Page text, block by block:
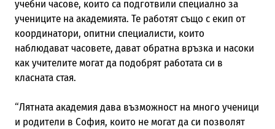
учебни часове, които са подготвили специално за
учениците на академията. Те работят също с екип от
координатори, опитни специалисти, които
наблюдават часовете, дават обратна връзка и насоки
как учителите могат да подобрят работата си в
класната стая.
“Лятната академия дава възможност на много ученици
и родители в София, които не могат да си позволят